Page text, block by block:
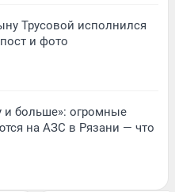
Трусовой исполнился
и фото
и больше»: огромные
на АЗС в Рязани — что